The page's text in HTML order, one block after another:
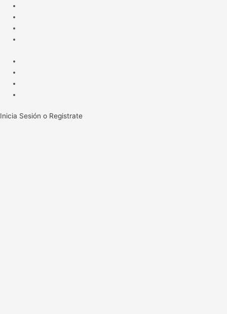
contenido
Inicia Sesión o Registrate